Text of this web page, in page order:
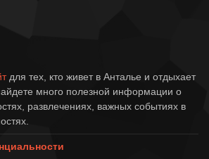
для тех, кто живет в Анталье и отдыхает
много полезной информации о
развлечениях, важных событиях в